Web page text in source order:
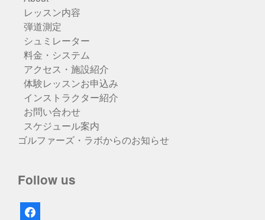
レッスン内容
弾道測定
シュミレーター
料金・システム
アクセス・施設紹介
体験レッスンお申込み
インストラクター紹介
お問い合わせ
スケジュール案内
ゴルファーズ・ラボからのお知らせ
Follow us
facebook